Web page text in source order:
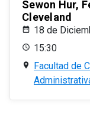
Sewon Hur,
Cleveland
18 de
15:30
Facultad de